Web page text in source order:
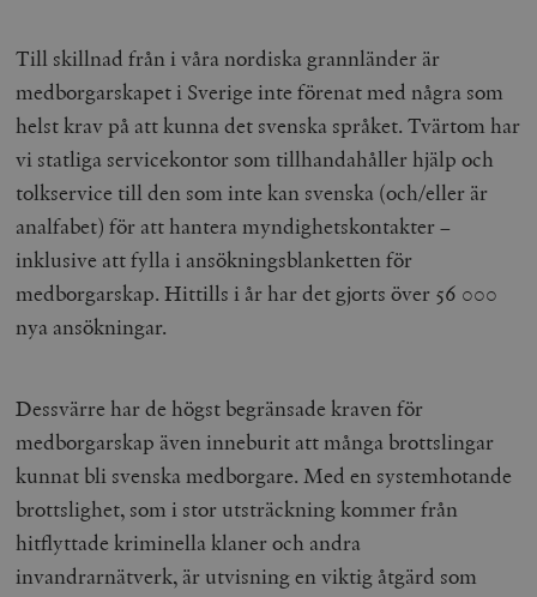
Till skillnad från i våra nordiska grannländer är
medborgarskapet i Sverige inte förenat med några som
helst krav på att kunna det svenska språket. Tvärtom har
vi statliga servicekontor som tillhandahåller hjälp och
tolkservice till den som inte kan svenska (och/eller är
analfabet) för att hantera myndighetskontakter –
inklusive att fylla i ansökningsblanketten för
medborgarskap. Hittills i år har det gjorts över 56 000
nya ansökningar.
Dessvärre har de högst begränsade kraven för
medborgarskap även inneburit att många brottslingar
kunnat bli svenska medborgare. Med en systemhotande
brottslighet, som i stor utsträckning kommer från
hitflyttade kriminella klaner och andra
invandrarnätverk, är utvisning en viktig åtgärd som